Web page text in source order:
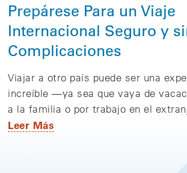
Prepárese Para un Viaje
Internacional Seguro y
Complicaciones
Viajar a otro país puede ser una
increíble —ya sea que vaya de
a la familia o por trabajo en el
Leer Más